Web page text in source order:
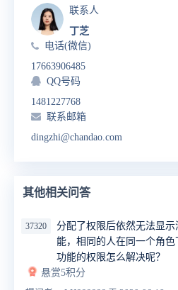
联系人
丁芝
电话(微信)
17663906485
QQ号码
1481227768
联系邮箱
dingzhi@chandao.com
其他相关问答
37320
分配了权限后依然无法显示
能，相同的人在同一个角
功能的权限怎么解决呢？
悬赏5积分